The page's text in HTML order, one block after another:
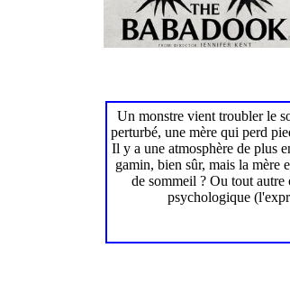
Un monstre vient troubler le
perturbé, une mère qui perd
Il y a une atmosphère de plus
gamin, bien sûr, mais la mère
de sommeil ? Ou tout
psychologique